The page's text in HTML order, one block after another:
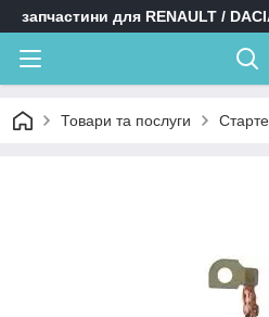
запчастини для RENAULT /
Товари та послуги